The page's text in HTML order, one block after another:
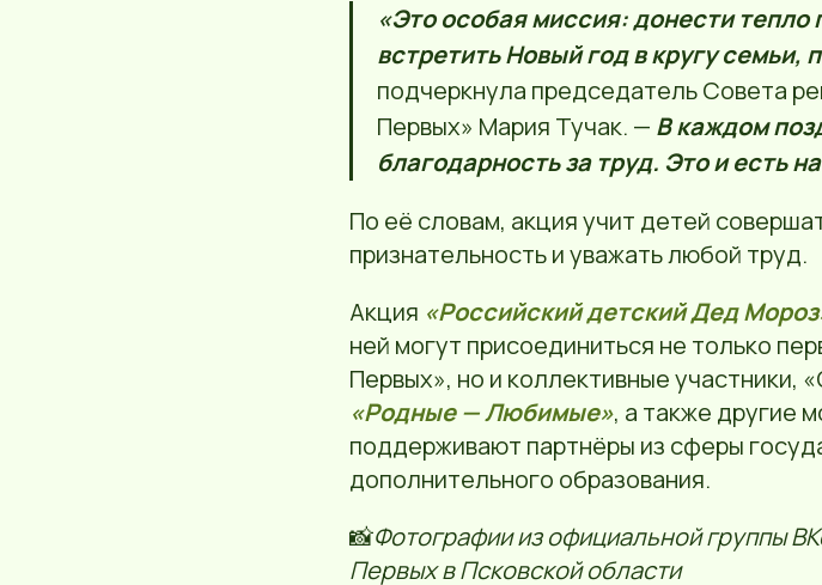
«Это особая миссия: донести тепло
встретить Новый год в кругу семьи,
подчеркнула председатель Совета
Первых» Мария Тучак. — В каждом
благодарность за труд. Это и есть
По её словам, акция учит детей
признательность и уважать любой труд.
Акция «Российский детский Дед
ней могут присоединиться не только
Первых», но и коллективные участники,
«Родные — Любимые», а также другие
поддерживают партнёры из сферы
дополнительного образования.
📸Фотографии из официальной группы
Первых в Псковской области